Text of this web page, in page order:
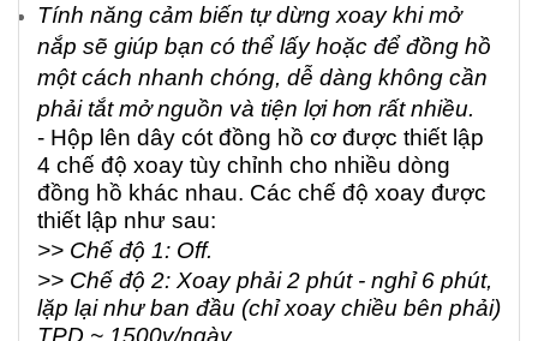
Tính năng cảm biến tự dừng xoay khi mở
nắp sẽ giúp bạn có thể lấy hoặc để đồng hồ
một cách nhanh chóng, dễ dàng không cần
phải tắt mở nguồn và tiện lợi hơn rất nhiều.
- Hộp lên dây cót đồng hồ cơ được thiết lập
4 chế độ xoay tùy chỉnh cho nhiều dòng
đồng hồ khác nhau. Các chế độ xoay được
thiết lập như sau:
>> Chế độ 1: Off.
>> Chế độ 2: Xoay phải 2 phút - nghỉ 6 phút,
lặp lại như ban đầu (chỉ xoay chiều bên phải)
TPD ~ 1500v/ngày.